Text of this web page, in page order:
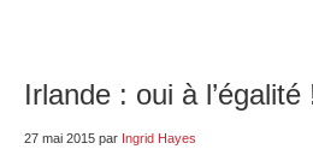
Irlande : oui à l’égalité
27 mai 2015 par Ingrid Hayes